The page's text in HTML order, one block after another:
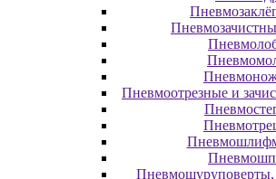
Пневмоотрезные и
Пневмошуруповерты,